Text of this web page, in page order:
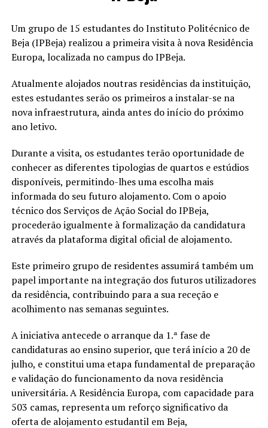
Um grupo de 15 estudantes do Instituto Politécnico de
Beja (IPBeja) realizou a primeira visita à nova Residência
Europa, localizada no campus do IPBeja.
Atualmente alojados noutras residências da instituição,
estes estudantes serão os primeiros a instalar-se na
nova infraestrutura, ainda antes do início do próximo
ano letivo.
Durante a visita, os estudantes terão oportunidade de
conhecer as diferentes tipologias de quartos e estúdios
disponíveis, permitindo-lhes uma escolha mais
informada do seu futuro alojamento. Com o apoio
técnico dos Serviços de Ação Social do IPBeja,
procederão igualmente à formalização da candidatura
através da plataforma digital oficial de alojamento.
Este primeiro grupo de residentes assumirá também um
papel importante na integração dos futuros utilizadores
da residência, contribuindo para a sua receção e
acolhimento nas semanas seguintes.
A iniciativa antecede o arranque da 1.ª fase de
candidaturas ao ensino superior, que terá início a 20 de
julho, e constitui uma etapa fundamental de preparação
e validação do funcionamento da nova residência
universitária. A Residência Europa, com capacidade para
503 camas, representa um reforço significativo da
oferta de alojamento estudantil em Beja,